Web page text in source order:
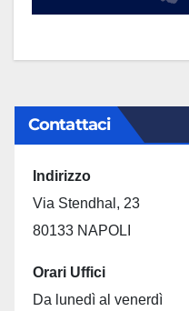
Contattaci
Indirizzo
Via Stendhal, 23
80133 NAPOLI
Orari Uffici
Da lunedì al venerdì